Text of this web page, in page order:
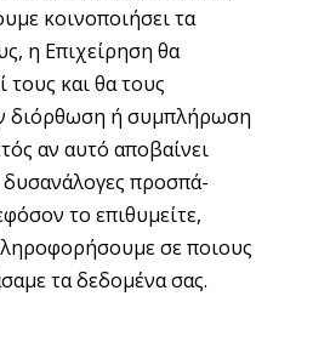
κοινοποιήσει τα
η Επιχείρηση θα
τους και θα τους
διόρθωση ή συμπλήρωση
αν αυτό αποβαίνει
δυσανάλογες προσπά-
το επιθυμείτε,
σε ποιους
τα δεδομένα σας.